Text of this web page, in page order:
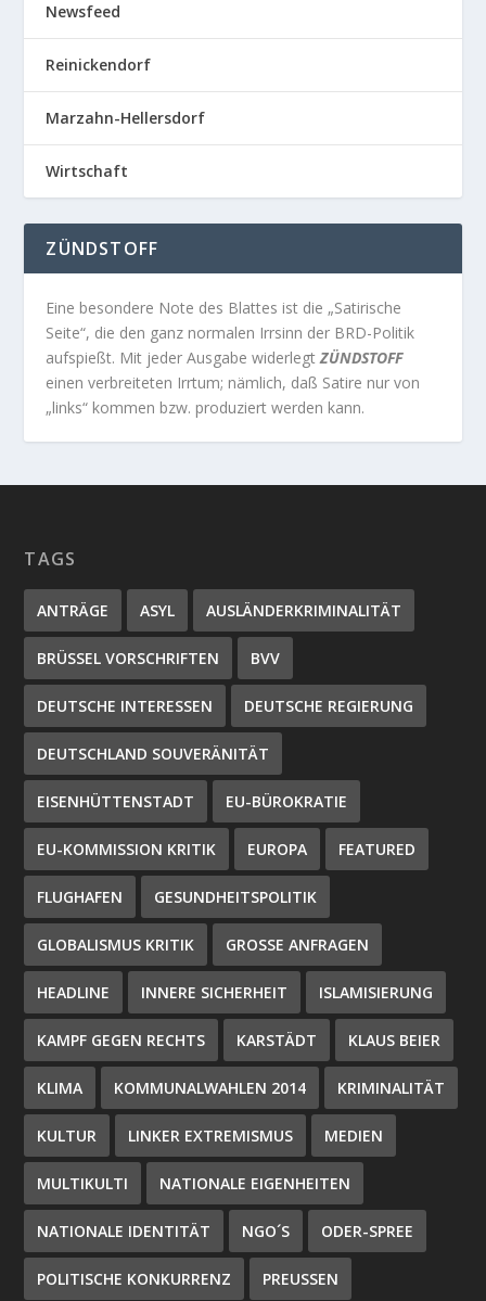
Newsfeed
Reinickendorf
Marzahn-Hellersdorf
Wirtschaft
ZÜNDSTOFF
Eine besondere Note des Blattes ist die „Satirische
Seite“, die den ganz normalen Irrsinn der BRD-Politik
aufspießt. Mit jeder Ausgabe widerlegtZÜNDSTOFF
einen verbreiteten Irrtum; nämlich, daß Satire nur von
„links“ kommen bzw. produziert werden kann.
TAGS
ANTRÄGE ASYL AUSLÄNDERKRIMINALITÄT
BRÜSSEL VORSCHRIFTEN BVV
DEUTSCHE INTERESSEN DEUTSCHE REGIERUNG
DEUTSCHLAND SOUVERÄNITÄT
EISENHÜTTENSTADT EU-BÜROKRATIE
EU-KOMMISSION KRITIK EUROPA FEATURED
FLUGHAFEN GESUNDHEITSPOLITIK
GLOBALISMUS KRITIK GROSSE ANFRAGEN
HEADLINE INNERE SICHERHEIT ISLAMISIERUNG
KAMPF GEGEN RECHTS KARSTÄDT KLAUS BEIER
KLIMA KOMMUNALWAHLEN 2014 KRIMINALITÄT
KULTUR LINKER EXTREMISMUS MEDIEN
MULTIKULTI NATIONALE EIGENHEITEN
NATIONALE IDENTITÄT NGO´S ODER-SPREE
POLITISCHE KONKURRENZ PREUSSEN